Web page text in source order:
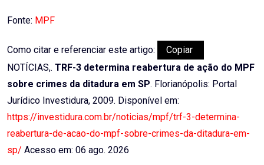
Fonte: MPF
Como citar e referenciar este artigo:
Copiar
NOTÍCIAS,. TRF-3 determina reabertura de ação do MPF
sobre crimes da ditadura em SP. Florianópolis: Portal
Jurídico Investidura, 2009. Disponível em:
https://investidura.com.br/noticias/mpf/trf-3-determina-
reabertura-de-acao-do-mpf-sobre-crimes-da-ditadura-em-
sp/ Acesso em: 06 ago. 2026